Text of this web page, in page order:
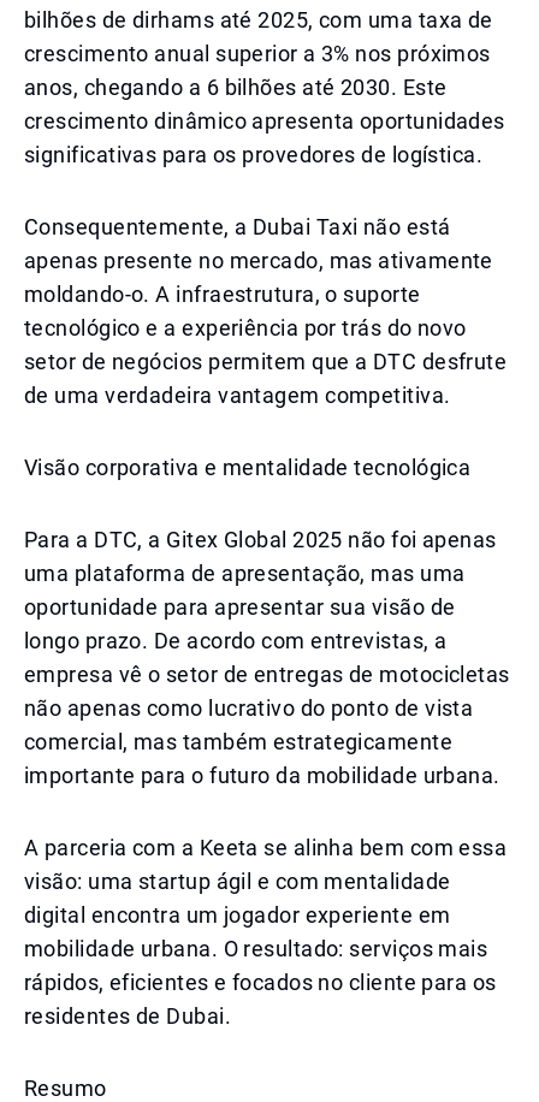
bilhões de dirhams até 2025, com uma taxa de
crescimento anual superior a 3% nos próximos
anos, chegando a 6 bilhões até 2030. Este
crescimento dinâmico apresenta oportunidades
significativas para os provedores de logística.
Consequentemente, a Dubai Taxi não está
apenas presente no mercado, mas ativamente
moldando-o. A infraestrutura, o suporte
tecnológico e a experiência por trás do novo
setor de negócios permitem que a DTC desfrute
de uma verdadeira vantagem competitiva.
Visão corporativa e mentalidade tecnológica
Para a DTC, a Gitex Global 2025 não foi apenas
uma plataforma de apresentação, mas uma
oportunidade para apresentar sua visão de
longo prazo. De acordo com entrevistas, a
empresa vê o setor de entregas de motocicletas
não apenas como lucrativo do ponto de vista
comercial, mas também estrategicamente
importante para o futuro da mobilidade urbana.
A parceria com a Keeta se alinha bem com essa
visão: uma startup ágil e com mentalidade
digital encontra um jogador experiente em
mobilidade urbana. O resultado: serviços mais
rápidos, eficientes e focados no cliente para os
residentes de Dubai.
Resumo